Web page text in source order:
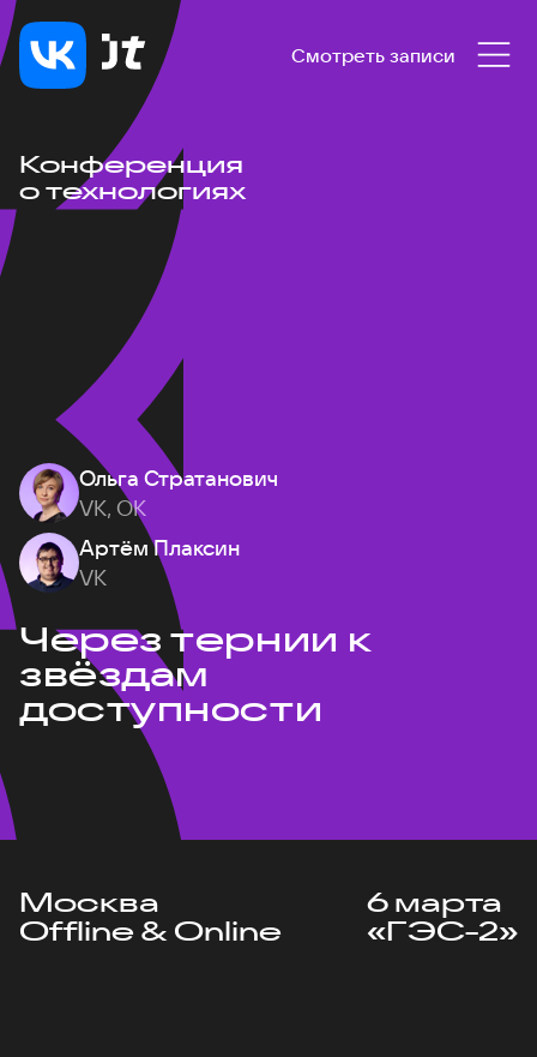
Смотреть записи
Конференция
о технологиях
Ольга Стратанович
VK, ОК
Артём Плаксин
VK
Через тернии к
звёздам
доступности
Москва
Offline & Online
6 марта
«ГЭС-2»